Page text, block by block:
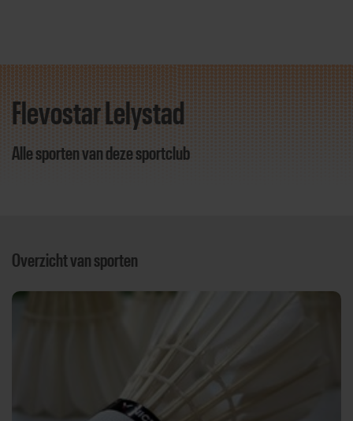
Direct door naar content
Flevostar Lelystad
Alle sporten van deze sportclub
Overzicht van sporten